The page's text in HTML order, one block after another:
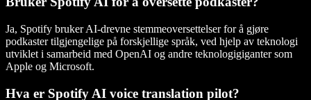
Ja, Spotify bruker AI-drevne stemmeoversettelser for å gjøre
podkaster tilgjengelige på forskjellige språk, ved hjelp av teknologi
utviklet i samarbeid med OpenAI og andre teknologigiganter som
Apple og Microsoft.
Hva er Spotify AI voice translation pilot?